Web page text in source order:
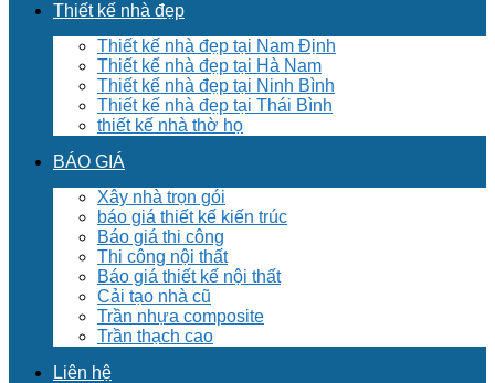
Thiết kế nhà đẹp
Thiết kế nhà đẹp tại Nam Định
Thiết kế nhà đẹp tại Hà Nam
Thiết kế nhà đẹp tại Ninh Bình
Thiết kế nhà đẹp tại Thái Bình
thiết kế nhà thờ họ
BÁO GIÁ
Xây nhà trọn gói
báo giá thiết kế kiến trúc
Báo giá thi công
Thi công nội thất
Báo giá thiết kế nội thất
Cải tạo nhà cũ
Trần nhựa composite
Trần thạch cao
Liên hệ